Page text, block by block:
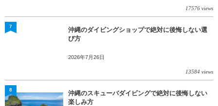
17576 views
沖縄のダイビングショップで絶対に後悔しない選
び方
2026年7月26日
13584 views
7
沖縄のスキューバダイビングで絶対に後悔しない
楽しみ方
8